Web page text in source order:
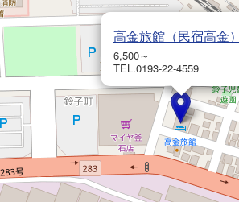
高金旅館（民宿高金）
6,500～
TEL.0193-22-4559